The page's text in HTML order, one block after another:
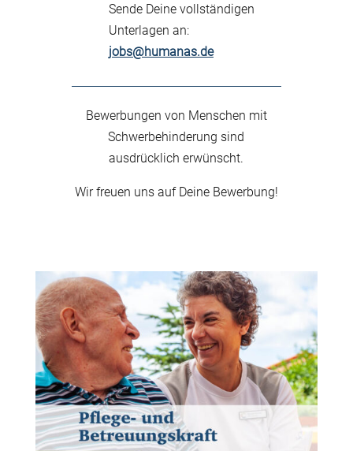
Sende Deine vollständigen
Unterlagen an:
jobs@humanas.de
Bewerbungen von Menschen mit
Schwerbehinderung sind
ausdrücklich erwünscht.
Wir freuen uns auf Deine Bewerbung!